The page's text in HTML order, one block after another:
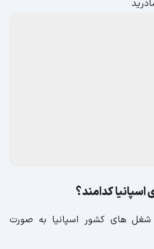
کدامند؟
شغل های کشور اسپانیا به صورت